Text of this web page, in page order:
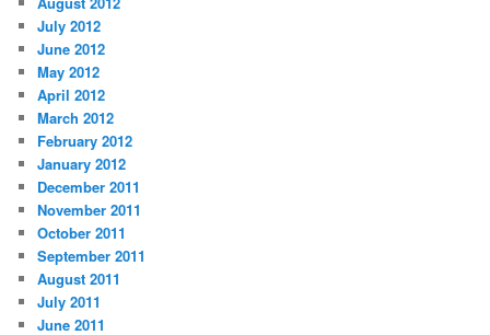
July 2012
June 2012
May 2012
April 2012
March 2012
February 2012
January 2012
December 2011
November 2011
October 2011
September 2011
August 2011
July 2011
June 2011